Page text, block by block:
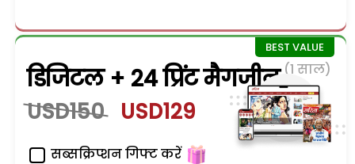
डिजिटल + 24 प्रिंट मैगजीन (1 साल)
USD150 USD129
सब्सक्रिप्शन गिफ्ट करें